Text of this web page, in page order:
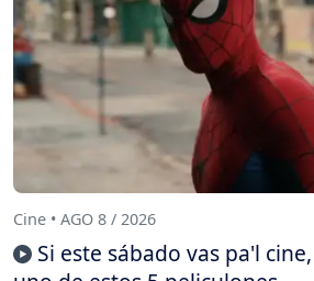
Cine • AGO 8 / 2026
Si este sábado vas pa'l